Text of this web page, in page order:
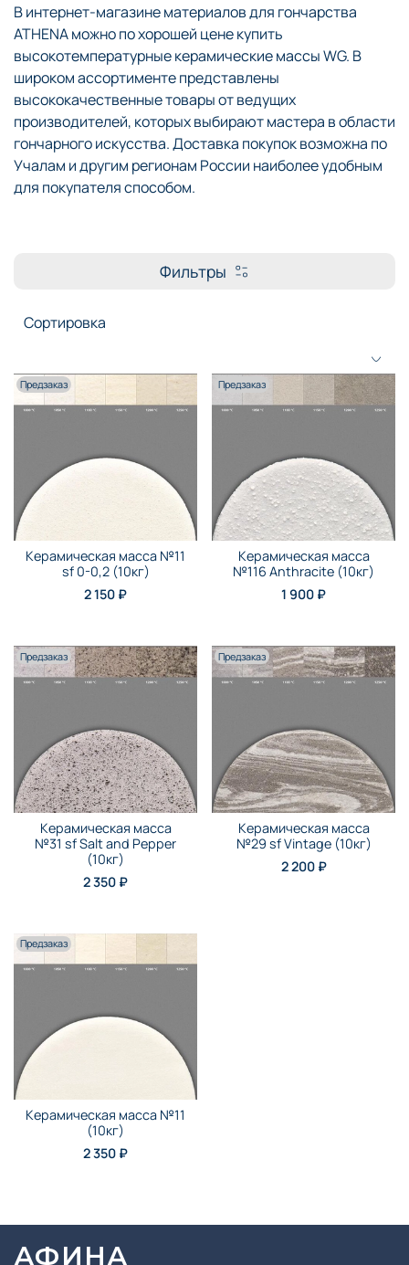
В интернет-магазине материалов для гончарства
ATHENA можно по хорошей цене купить
высокотемпературные керамические массы WG. В
широком ассортименте представлены
высококачественные товары от ведущих
производителей, которых выбирают мастера в области
гончарного искусства. Доставка покупок возможна по
Учалам и другим регионам России наиболее удобным
для покупателя способом.
Фильтры
Предзаказ
Керамическая масса №11
sf 0-0,2 (10кг)
2 150 ₽
Предзаказ
Керамическая масса
№116 Anthraсite (10кг)
1 900 ₽
Предзаказ
Керамическая масса
№31 sf Salt and Pepper
(10кг)
2 350 ₽
Предзаказ
Керамическая масса
№29 sf Vintage (10кг)
2 200 ₽
Предзаказ
Керамическая масса №11
(10кг)
2 350 ₽
АФИНА